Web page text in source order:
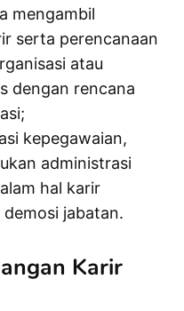
mengambil
serta perencanaan
atau
dengan rencana
kepegawaian,
administrasi
hal karir
jabatan.
Karir